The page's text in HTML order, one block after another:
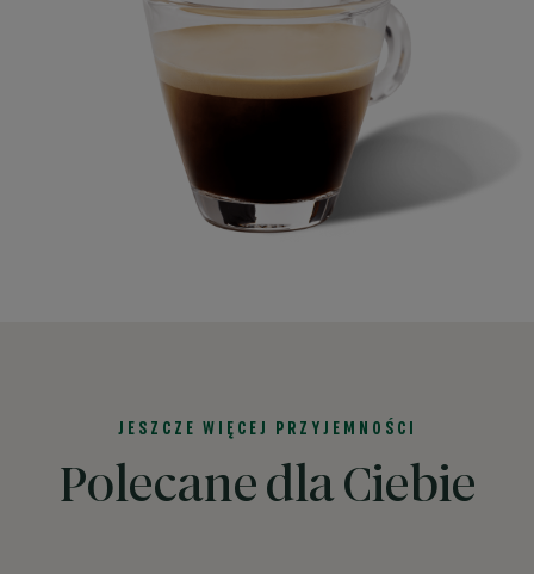
JESZCZE WIĘCEJ PRZYJEMNOŚCI
Polecane dla Ciebie